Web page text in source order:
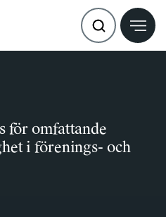
för omfattande
i förenings- och